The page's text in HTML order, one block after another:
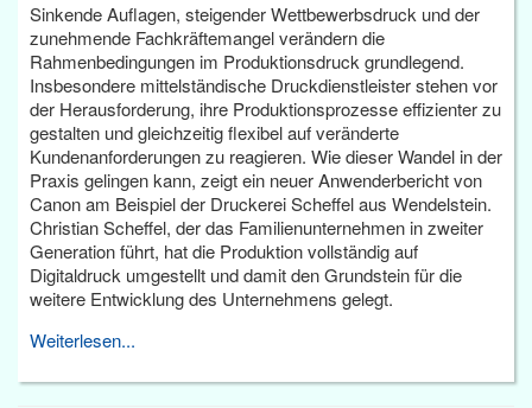
Sinkende Auflagen, steigender Wettbewerbsdruck und der
zunehmende Fachkräftemangel verändern die
Rahmenbedingungen im Produktionsdruck grundlegend.
Insbesondere mittelständische Druckdienstleister stehen vor
der Herausforderung, ihre Produktionsprozesse effizienter zu
gestalten und gleichzeitig flexibel auf veränderte
Kundenanforderungen zu reagieren. Wie dieser Wandel in der
Praxis gelingen kann, zeigt ein neuer Anwenderbericht von
Canon am Beispiel der Druckerei Scheffel aus Wendelstein.
Christian Scheffel, der das Familienunternehmen in zweiter
Generation führt, hat die Produktion vollständig auf
Digitaldruck umgestellt und damit den Grundstein für die
weitere Entwicklung des Unternehmens gelegt.
Weiterlesen...